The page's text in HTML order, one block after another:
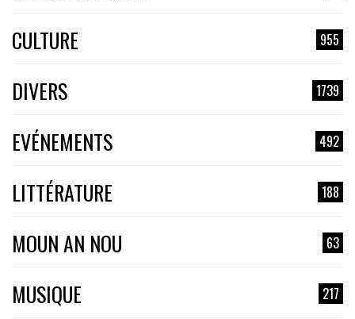
CULTURE 955
DIVERS 1739
EVÉNEMENTS 492
LITTÉRATURE 188
MOUN AN NOU 63
MUSIQUE 217